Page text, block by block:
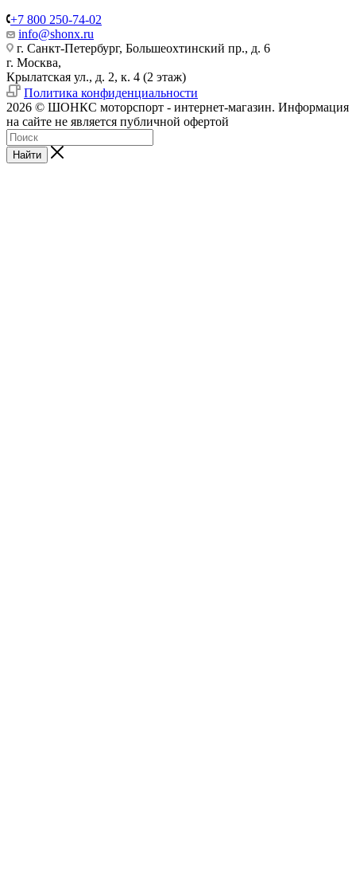
+7 800 250-74-02
info@shonx.ru
г. Санкт-Петербург, Большеохтинский пр., д. 6
г. Москва,
Крылатская ул., д. 2, к. 4 (2 этаж)
Политика конфиденциальности
2026 © ШОНКС моторспорт - интернет-магазин. Информация
на сайте не является публичной офертой
Найти